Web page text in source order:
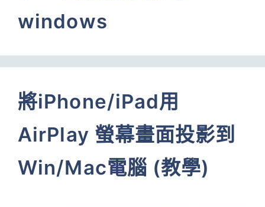
windows
將iPhone/iPad用
AirPlay 螢幕畫面投影到
Win/Mac電腦 (教學)